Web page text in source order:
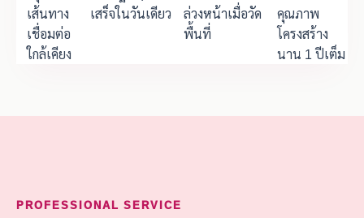
เส้นทาง
เชื่อมต่อ
ใกล้เคียง
เสร็จในวันเดียว
ล่วงหน้าเมื่อวัด
พื้นที่
คุณภาพ
โครงสร้าง
นาน 1 ปีเต็ม
PROFESSIONAL SERVICE